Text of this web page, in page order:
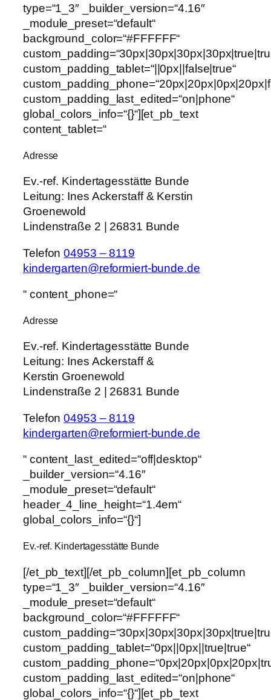
type=“1_3″ _builder_version=“4.16″
_module_preset=“default“
background_color=“#FFFFFF“
custom_padding_tablet=“||0px||false|true“
custom_padding_last_edited=“on|phone“
global_colors_info=“{}“][et_pb_text
content_tablet=“
Adresse
Ev.-ref. Kindertagesstätte Bunde
Leitung: Ines Ackerstaff & Kerstin
Groenewold
Lindenstraße 2 | 26831 Bunde
Telefon04953 – 8119
kindergarten@reformiert-bunde.de
“ content_phone=“
Adresse
Ev.-ref. Kindertagesstätte Bunde
Leitung: Ines Ackerstaff &
Kerstin Groenewold
Lindenstraße 2 | 26831 Bunde
Telefon04953 – 8119
kindergarten@reformiert-bunde.de
“ content_last_edited=“off|desktop“
_builder_version=“4.16″
_module_preset=“default“
header_4_line_height=“1.4em“
global_colors_info=“{}“]
Ev.-ref. Kindertagesstätte Bunde
[/et_pb_text][/et_pb_column][et_pb_column
type=“1_3″ _builder_version=“4.16″
_module_preset=“default“
background_color=“#FFFFFF“
custom_padding_tablet=“0px||0px||true|true“
custom_padding_last_edited=“on|phone“
global_colors_info=“{}“][et_pb_text